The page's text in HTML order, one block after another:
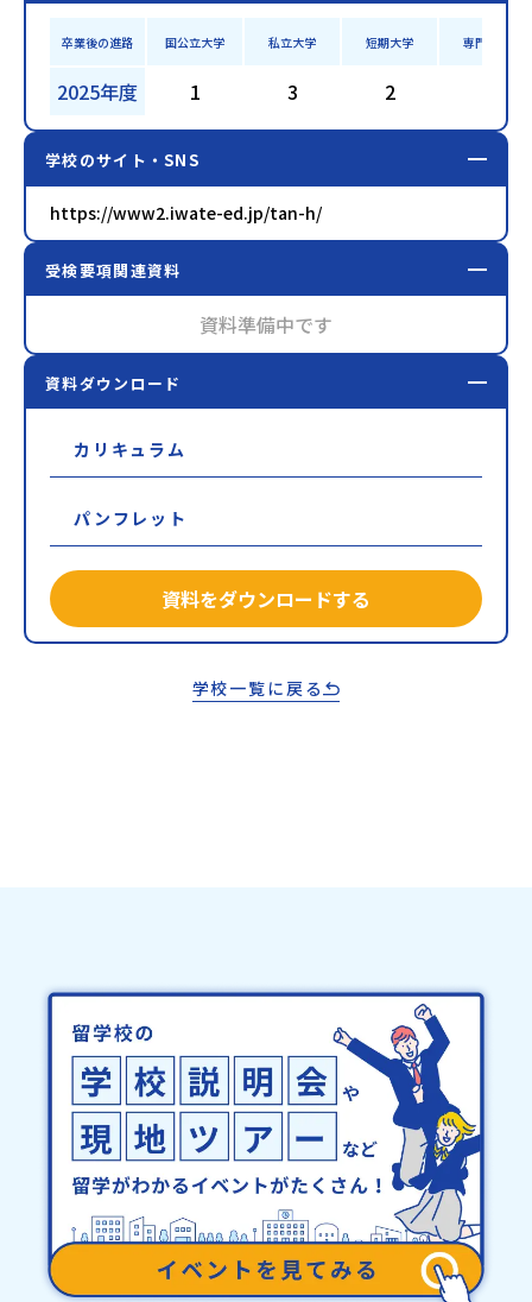
卒業後の進路 国公立大学 私立大学 短期大学 専門学校
2025年度 1 3 2
学校のサイト・SNS
https://www2.iwate-ed.jp/tan-h/
受検要項関連資料
資料準備中です
資料ダウンロード
カリキュラム
パンフレット
資料をダウンロードする
学校一覧に戻る